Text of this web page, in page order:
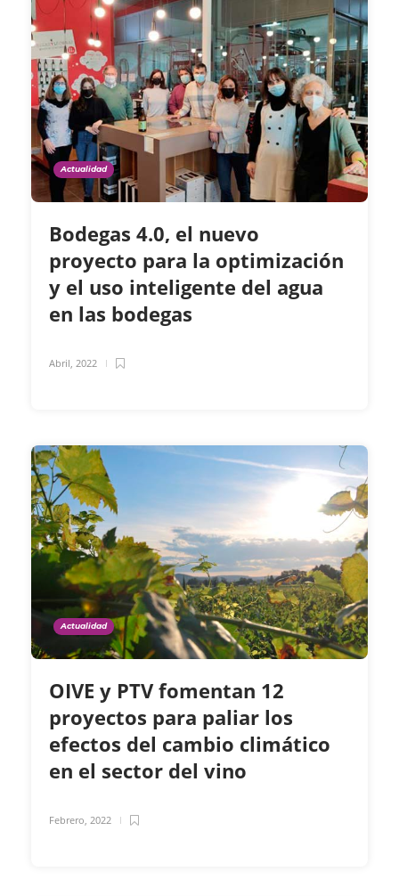
Actualidad
Bodegas 4.0, el nuevo
proyecto para la optimización
y el uso inteligente del agua
en las bodegas
Abril, 2022
Actualidad
OIVE y PTV fomentan 12
proyectos para paliar los
efectos del cambio climático
en el sector del vino
Febrero, 2022